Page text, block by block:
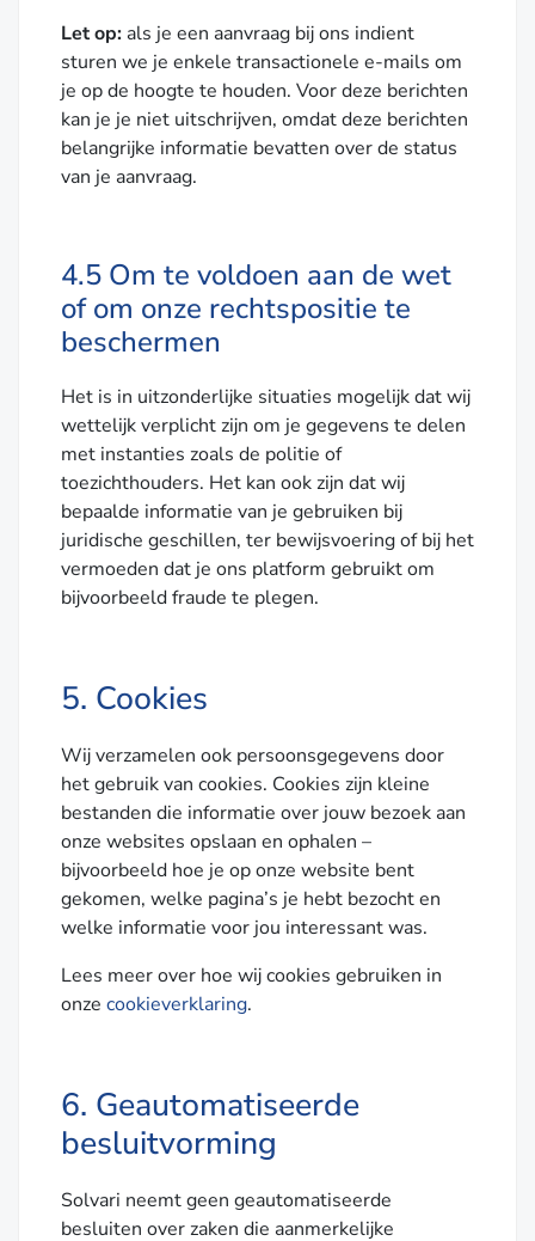
Let op: als je een aanvraag bij ons indient
sturen we je enkele transactionele e-mails om
je op de hoogte te houden. Voor deze berichten
kan je je niet uitschrijven, omdat deze berichten
belangrijke informatie bevatten over de status
van je aanvraag.
4.5 Om te voldoen aan de wet
of om onze rechtspositie te
beschermen
Het is in uitzonderlijke situaties mogelijk dat wij
wettelijk verplicht zijn om je gegevens te delen
met instanties zoals de politie of
toezichthouders. Het kan ook zijn dat wij
bepaalde informatie van je gebruiken bij
juridische geschillen, ter bewijsvoering of bij het
vermoeden dat je ons platform gebruikt om
bijvoorbeeld fraude te plegen.
5. Cookies
Wij verzamelen ook persoonsgegevens door
het gebruik van cookies. Cookies zijn kleine
bestanden die informatie over jouw bezoek aan
onze websites opslaan en ophalen –
bijvoorbeeld hoe je op onze website bent
gekomen, welke pagina’s je hebt bezocht en
welke informatie voor jou interessant was.
Lees meer over hoe wij cookies gebruiken in
onze cookieverklaring.
6. Geautomatiseerde
besluitvorming
Solvari neemt geen geautomatiseerde
besluiten over zaken die aanmerkelijke